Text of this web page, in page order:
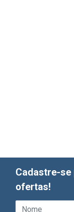
Cadastre-se
ofertas!